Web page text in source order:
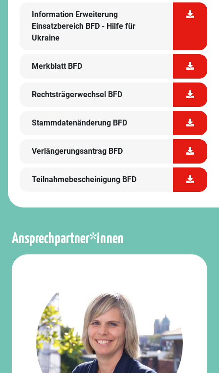
Information Erweiterung
Einsatzbereich BFD - Hilfe für
Ukraine
Merkblatt BFD
Rechtsträgerwechsel BFD
Stammdatenänderung BFD
Verlängerungsantrag BFD
Teilnahmebescheinigung BFD
Ansprechpartner*innen